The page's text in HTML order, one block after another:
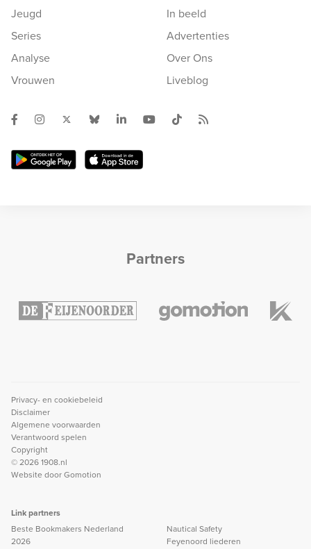
Jeugd
Series
Analyse
Vrouwen
In beeld
Advertenties
Over Ons
Liveblog
Partners
Privacy- en cookiebeleid
Disclaimer
Algemene voorwaarden
Verantwoord spelen
Copyright
© 2026 1908.nl
Website doorGomotion
Link partners
Beste Bookmakers Nederland
2026
Nautical Safety
Feyenoord liederen